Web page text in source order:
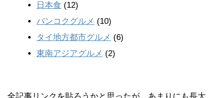
日本食 (12)
バンコクグルメ (10)
タイ地方都市グルメ (6)
東南アジアグルメ (2)